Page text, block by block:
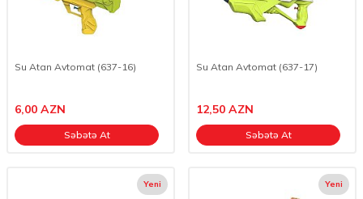
Su Atan Avtomat (637-16)
6,00 AZN
Səbətə At
Su Atan Avtomat (637-17)
12,50 AZN
Səbətə At
Yeni Yeni